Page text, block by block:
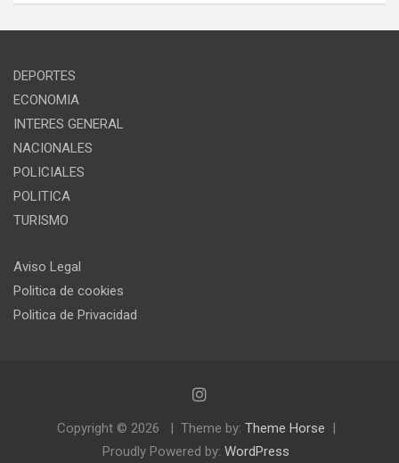
DEPORTES
ECONOMIA
INTERES GENERAL
NACIONALES
POLICIALES
POLITICA
TURISMO
Aviso Legal
Politica de cookies
Politica de Privacidad
Copyright © 2026 Theme by: Theme Horse
Proudly Powered by: WordPress